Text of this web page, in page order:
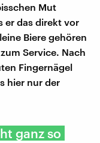
Mut
er das direkt vor
Biere gehören
Service. Nach
Fingernägel
hier nur der
ganz so